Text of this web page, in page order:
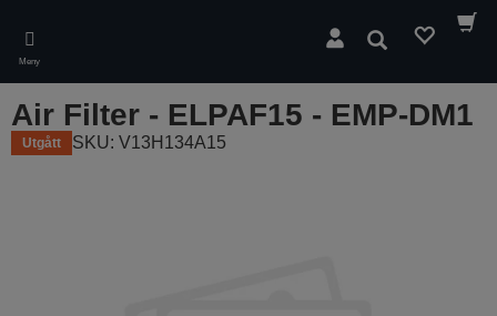
main
content
Meny
Sök
Air Filter - ELPAF15 - EMP-DM1
Utgått SKU: V13H134A15